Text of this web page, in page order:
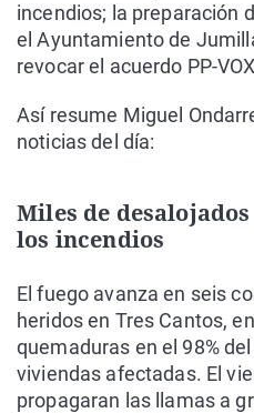
incendios; la preparación
el Ayuntamiento de
revocar el acuerdo PP-
Así resume Miguel
noticias del día:
Miles de
los incendios
El fuego avanza en seis
heridos en Tres Cantos,
quemaduras en el 98%
viviendas afectadas. El
propagaran las llamas a